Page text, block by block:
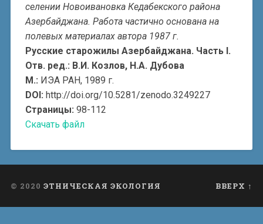
селении Новоивановка Кедабекского района
Азербайджана. Работа частично основана на
полевых материалах автора 1987 г.
Русские старожилы Азербайджана. Часть I.
Отв. ред.: В.И. Козлов, Н.А. Дубова
М.: ИЭА РАН, 1989 г.
DOI: http://doi.org/10.5281/zenodo.3249227
Страницы: 98-112
Скачать файл
© 2020 ЭТНИЧЕСКАЯ ЭКОЛОГИЯ ВВЕРХ ↑